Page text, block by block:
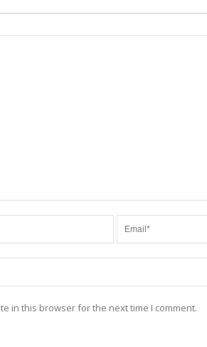
in this browser for the next time I comment.